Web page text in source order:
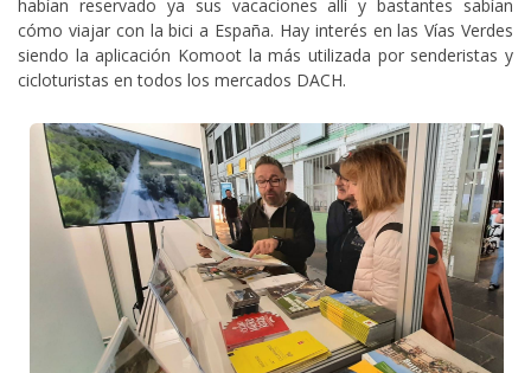
habían reservado ya sus vacaciones allí y bastantes sabían
cómo viajar con la bici a España. Hay interés en las Vías Verdes
siendo la aplicación Komoot la más utilizada por senderistas y
cicloturistas en todos los mercados DACH.